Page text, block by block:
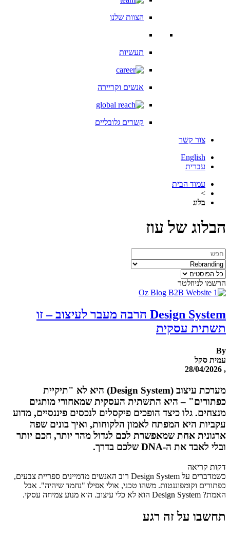
הצוות שלנו
תעשיות
אנשים וקריירה
קשרים גלובליים
צור קשר
English
עברית
עמוד הבית
>
בלוג
הבלוג של עוז
הרשמו לניוזלטר
Design System הרבה מעבר לעיצוב – זו
תשתית עסקית
By
עמית סקל
, 28/04/2026
מערכת עיצוב (Design System) היא לא "תיקיית
כפתורים" – היא התשתית העסקית שמאחורי מותגים
מנצחים. גלו כיצד הופכים פיקסלים לנכסים פיננסיים, מדוע
עקביות היא המפתח לאמון הלקוחות, ואיך בונים שפה
ארגונית אחת שמאפשרת לכם לגדול מהר יותר, חכם יותר
ובלי לאבד את ה-DNA שלכם בדרך.
דקות קריאה
כשמדברים על Design System רוב האנשים מדמיינים ספריית צבעים,
כפתורים וקומפוננטות. משהו טכני, אולי אפילו "נחמד שיהיה". אבל
האמת? Design System הוא לא כלי עיצוב. הוא מנוע צמיחה עסקי.
תחשבו על זה רגע